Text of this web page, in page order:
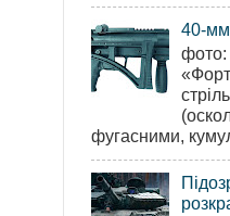
40-мм
фугасними,